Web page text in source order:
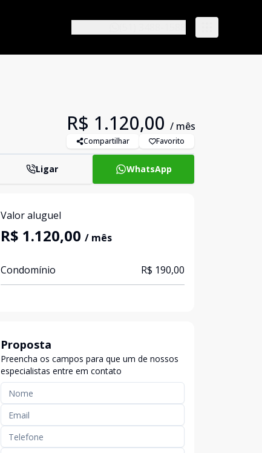
R$ 1.120,00 / mês
Compartilhar Favorito
Ligar WhatsApp
Valor aluguel
R$ 1.120,00 / mês
Condomínio R$ 190,00
Proposta
Preencha os campos para que um de nossos
especialistas entre em contato